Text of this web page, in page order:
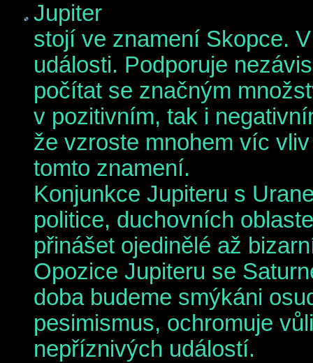
Jupiter
stojí ve znamení Skopce.
události. Podporuje
počítat se značným
v pozitivním, tak i
že vzroste mnohem víc
tomto znamení.
Konjunkce Jupiteru s
politice, duchovních
přinášet ojedinělé až
Opozice Jupiteru se
doba budeme smýkáni
pesimismus, ochromuje
nepříznivých událostí.